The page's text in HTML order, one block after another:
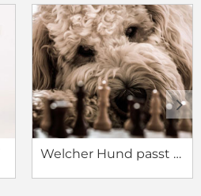
Welcher Hund passt zu mir?
d